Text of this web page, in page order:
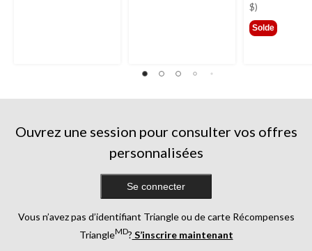
$)
Solde
Ouvrez une session pour consulter vos offres
personnalisées
Se connecter
Vous n’avez pas d’identifiant Triangle ou de carte Récompenses
TriangleMD? S’inscrire maintenant